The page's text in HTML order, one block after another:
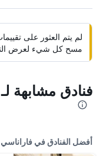
لم يتم العثور على
مسح كل شيء لعرض
فنادق مشابهة
أفضل الفنادق في فاراناسي